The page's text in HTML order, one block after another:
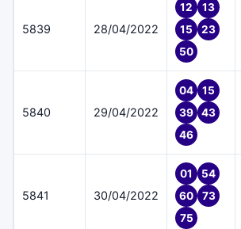
5839 28/04/2022
12
13
15
23
50
5840 29/04/2022
04
15
39
43
46
5841 30/04/2022
01
54
60
73
75